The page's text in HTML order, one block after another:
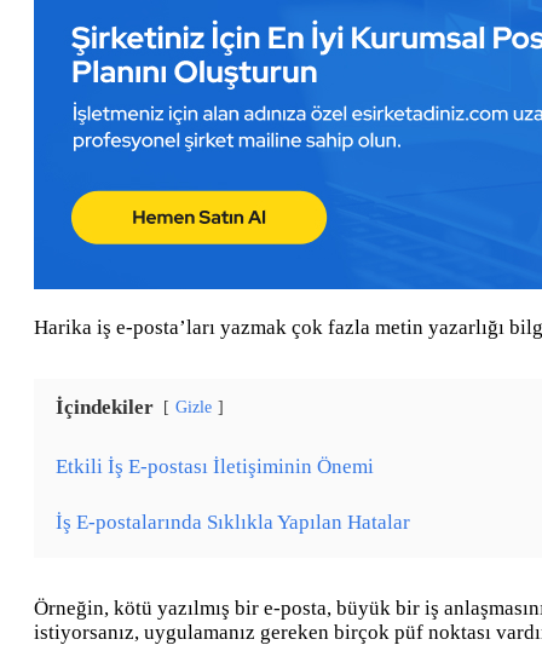
Harika iş e-posta’ları yazmak çok fazla metin yazarlığı
İçindekiler Gizle
Etkili İş E-postası İletişiminin Önemi
İş E-postalarında Sıklıkla Yapılan Hatalar
Örneğin, kötü yazılmış bir e-posta, büyük bir iş
istiyorsanız, uygulamanız gereken birçok püf noktası